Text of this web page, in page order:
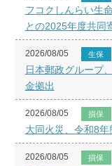
フコクしんらい生
との2025年度共同
2026/08/05 生保
日本郵政グループ
金拠出
2026/08/05 損保
大同火災、令和8
2026/08/05 損保